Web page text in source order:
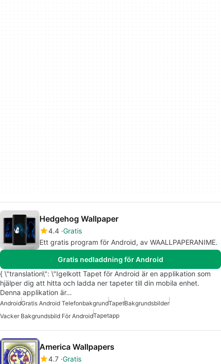
Hedgehog Wallpaper
4.4 Gratis
Ett gratis program för Android, av WAALLPAPERANIME.
Gratis nedladdning för Android
{ \"translation\": \"Igelkott Tapet för Android är en applikation som
hjälper dig att hitta och ladda ner tapeter till din mobila enhet.
Denna applikation är…
AndroidGratis Android TelefonbakgrundTapetBakgrundsbilder
Vacker Bakgrundsbild För AndroidTapetapp
America Wallpapers
4.7 Gratis